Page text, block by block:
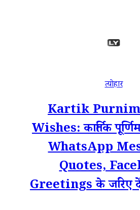
त्योहार
Kartik
Wishes: कार्तिक
WhatsApp
Quotes,
Greetings के जरिए